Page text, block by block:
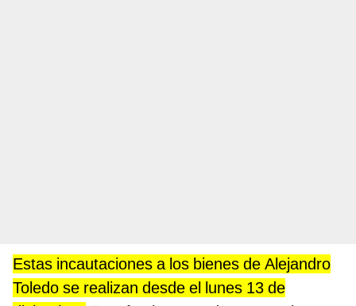
Estas incautaciones a los bienes de Alejandro
Toledo se realizan desde el lunes 13 de